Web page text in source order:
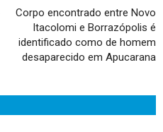
Corpo encontrado entre Novo
Itacolomi e Borrazópolis é
identificado como de homem
desaparecido em Apucarana